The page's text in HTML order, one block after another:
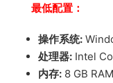
最低配置：
操作系统:
处理器: Intel
内存: 8 GB RAM